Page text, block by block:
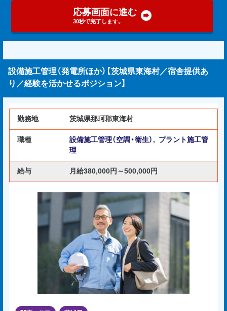
応募画面に進む
30秒で完了します。
設備施工管理（発電所ほか）【茨城県東海村／宿舎提供あ
り／経験を活かせるポジション】
勤務地 茨城県那珂郡東海村
職種 設備施工管理（空調・衛生） , プラント施工管
理
給与 月給380,000円～500,000円